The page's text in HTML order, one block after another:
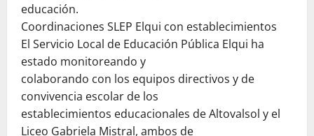
educación.
Coordinaciones SLEP Elqui con establecimientos
El Servicio Local de Educación Pública Elqui ha
estado monitoreando y
colaborando con los equipos directivos y de
convivencia escolar de los
establecimientos educacionales de Altovalsol y el
Liceo Gabriela Mistral, ambos de